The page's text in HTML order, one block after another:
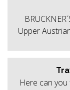
Upper
Here can